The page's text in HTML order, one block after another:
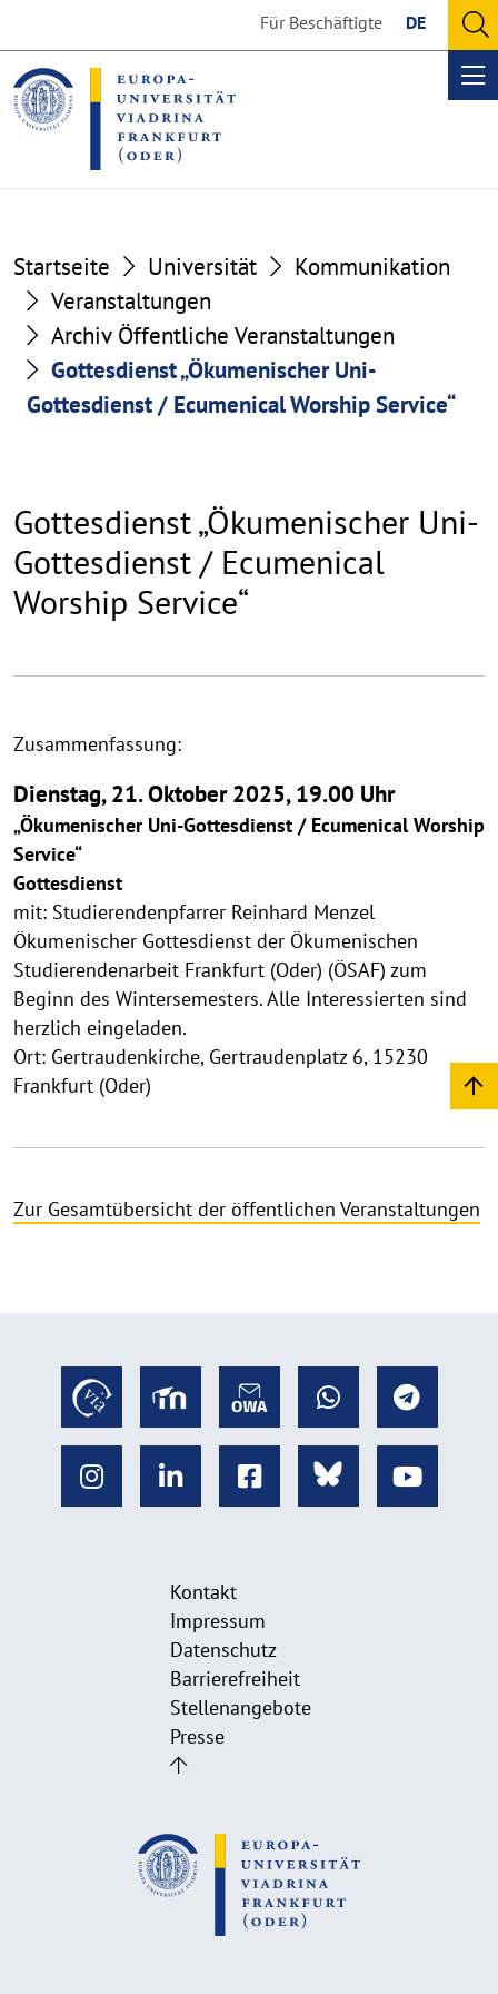
the
content
section
the
footer
section
Für Beschäftigte DE
Startseite Universität
Kommunikation
Veranstaltungen
Archiv Öffentliche Veranstaltungen
Gottesdienst „Ökumenischer Uni-
Gottesdienst / Ecumenical Worship Service“
Gottesdienst „Ökumenischer Uni-
Gottesdienst / Ecumenical
Worship Service“
Zusammenfassung:
Dienstag, 21. Oktober 2025, 19.00 Uhr
„Ökumenischer Uni-Gottesdienst / Ecumenical Worship
Service“
Gottesdienst
mit: Studierendenpfarrer Reinhard Menzel
Ökumenischer Gottesdienst der Ökumenischen
Studierendenarbeit Frankfurt (Oder) (ÖSAF) zum
Beginn des Wintersemesters. Alle Interessierten sind
herzlich eingeladen.
Ort: Gertraudenkirche, Gertraudenplatz 6, 15230
Frankfurt (Oder)
Zur Gesamtübersicht der öffentlichen Veranstaltungen
Kontakt
Impressum
Datenschutz
Barrierefreiheit
Stellenangebote
Presse